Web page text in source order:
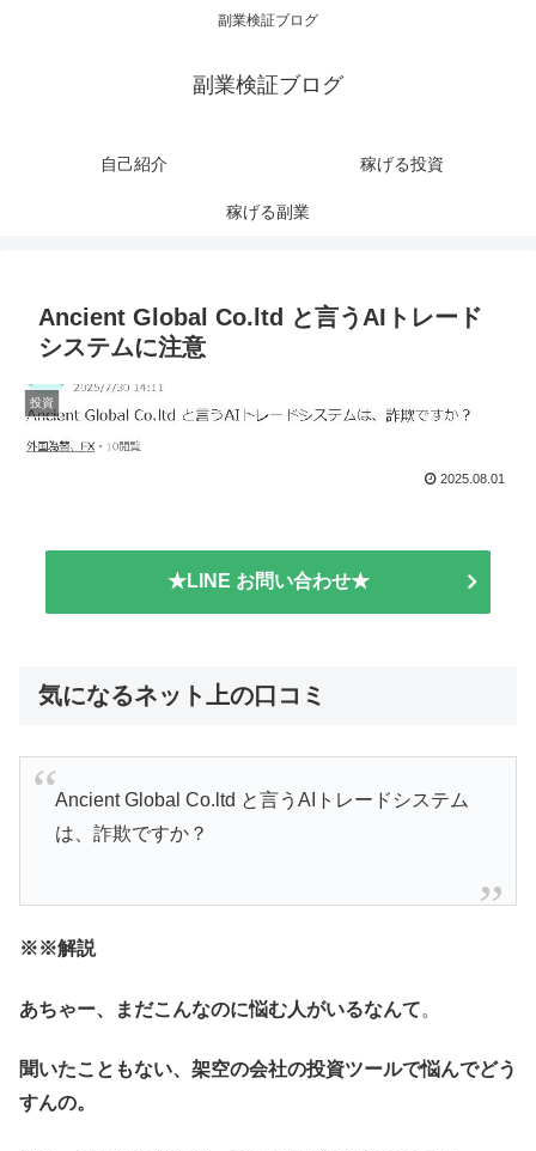
副業検証ブログ
副業検証ブログ
自己紹介 稼げる投資
稼げる副業
Ancient Global Co.ltd と言うAIトレード
システムに注意
投資
2025.08.01
★LINE お問い合わせ★
気になるネット上の口コミ
Ancient Global Co.ltd と言うAIトレードシステム
は、詐欺ですか？
※※解説
あちゃー、まだこんなのに悩む人がいるなんて。
聞いたこともない、架空の会社の投資ツールで悩んでどう
すんの。